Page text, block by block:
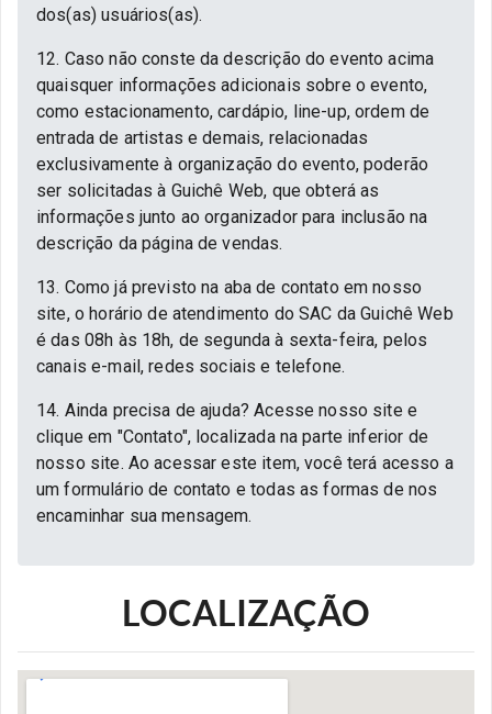
dos(as) usuários(as).
12. Caso não conste da descrição do evento acima
quaisquer informações adicionais sobre o evento,
como estacionamento, cardápio, line-up, ordem de
entrada de artistas e demais, relacionadas
exclusivamente à organização do evento, poderão
ser solicitadas à Guichê Web, que obterá as
informações junto ao organizador para inclusão na
descrição da página de vendas.
13. Como já previsto na aba de contato em nosso
site, o horário de atendimento do SAC da Guichê Web
é das 08h às 18h, de segunda à sexta-feira, pelos
canais e-mail, redes sociais e telefone.
14. Ainda precisa de ajuda? Acesse nosso site e
clique em "Contato", localizada na parte inferior de
nosso site. Ao acessar este item, você terá acesso a
um formulário de contato e todas as formas de nos
encaminhar sua mensagem.
LOCALIZAÇÃO